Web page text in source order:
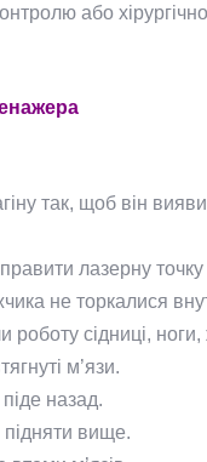
або
так, щоб він
лазерну точку
не торкалися
роботу сідниці,
м’язи.
назад.
підняти вище.